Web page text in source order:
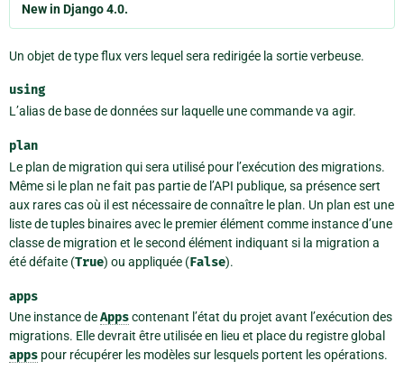
New in Django 4.0.
Un objet de type flux vers lequel sera redirigée la sortie verbeuse.
using
L’alias de base de données sur laquelle une commande va agir.
plan
Le plan de migration qui sera utilisé pour l’exécution des migrations.
Même si le plan ne fait pas partie de l’API publique, sa présence sert
aux rares cas où il est nécessaire de connaître le plan. Un plan est une
liste de tuples binaires avec le premier élément comme instance d’une
classe de migration et le second élément indiquant si la migration a
été défaite (True) ou appliquée (False).
apps
Une instance deAppscontenant l’état du projet avant l’exécution des
migrations. Elle devrait être utilisée en lieu et place du registre global
apps pour récupérer les modèles sur lesquels portent les opérations.